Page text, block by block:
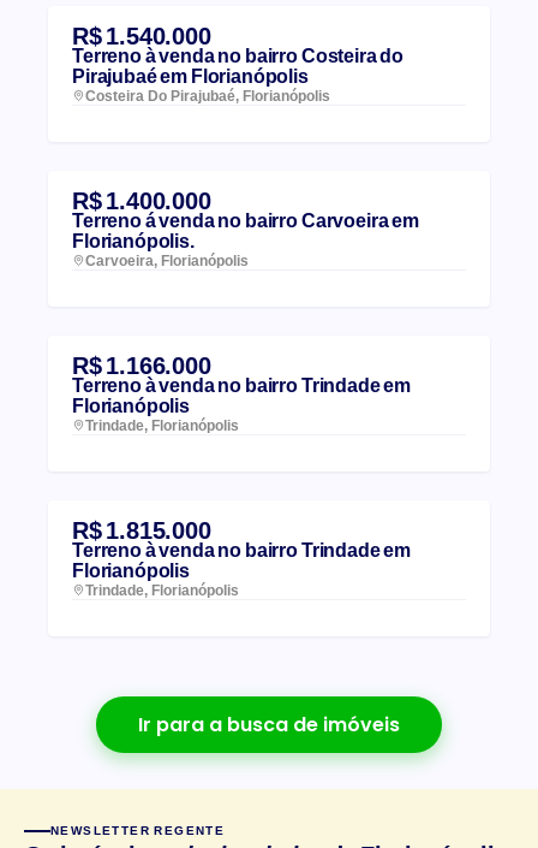
R$ 1.540.000
Terreno à venda no bairro Costeira do
Pirajubaé em Florianópolis
Costeira Do Pirajubaé, Florianópolis
R$ 1.400.000
Terreno á venda no bairro Carvoeira em
Florianópolis.
Carvoeira, Florianópolis
R$ 1.166.000
Terreno à venda no bairro Trindade em
Florianópolis
Trindade, Florianópolis
R$ 1.815.000
Terreno à venda no bairro Trindade em
Florianópolis
Trindade, Florianópolis
Ir para a busca de imóveis
NEWSLETTER REGENTE